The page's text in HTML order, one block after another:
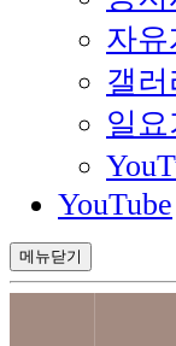
자
갤러
일요
YouTube
메뉴닫기